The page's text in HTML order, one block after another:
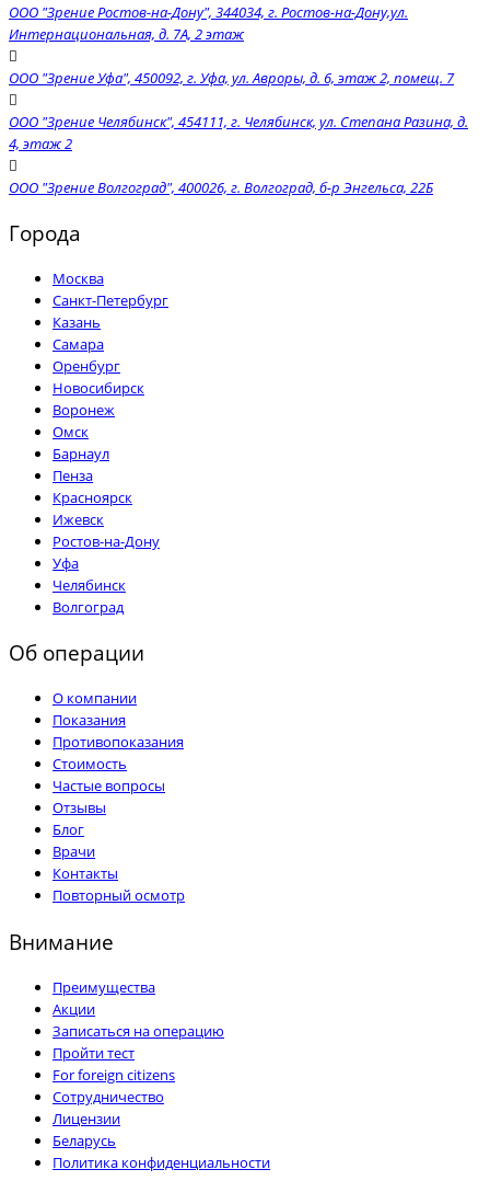
ООО "Зрение Ростов-на-Дону", 344034, г. Ростов-на-Дону,ул.
Интернациональная, д. 7А, 2 этаж
ООО "Зрение Уфа", 450092, г. Уфа, ул. Авроры, д. 6, этаж 2, помещ. 7
ООО "Зрение Челябинск", 454111, г. Челябинск, ул. Степана Разина, д.
4, этаж 2
ООО "Зрение Волгоград", 400026, г. Волгоград, б-р Энгельса, 22Б
Города
Москва
Санкт-Петербург
Казань
Самара
Оренбург
Новосибирск
Воронеж
Омск
Барнаул
Пенза
Красноярск
Ижевск
Ростов-на-Дону
Уфа
Челябинск
Волгоград
Об операции
О компании
Показания
Противопоказания
Стоимость
Частые вопросы
Отзывы
Блог
Врачи
Контакты
Повторный осмотр
Внимание
Преимущества
Акции
Записаться на операцию
Пройти тест
For foreign citizens
Сотрудничество
Лицензии
Беларусь
Политика конфиденциальности